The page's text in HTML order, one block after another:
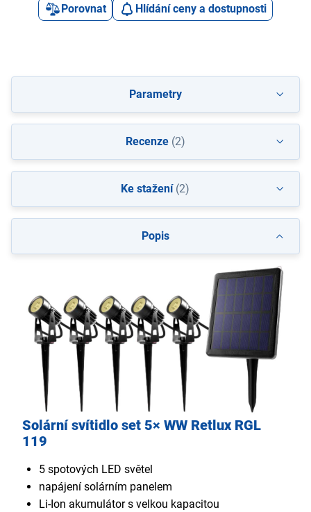
Porovnat Hlídání ceny a dostupnosti
Popis
Solární svítidlo set 5× WW Retlux RGL
119
5 spotových LED světel
napájení solárním panelem
Li-Ion akumulátor s velkou kapacitou
Parametry
Recenze(2)
Ke stažení(2)